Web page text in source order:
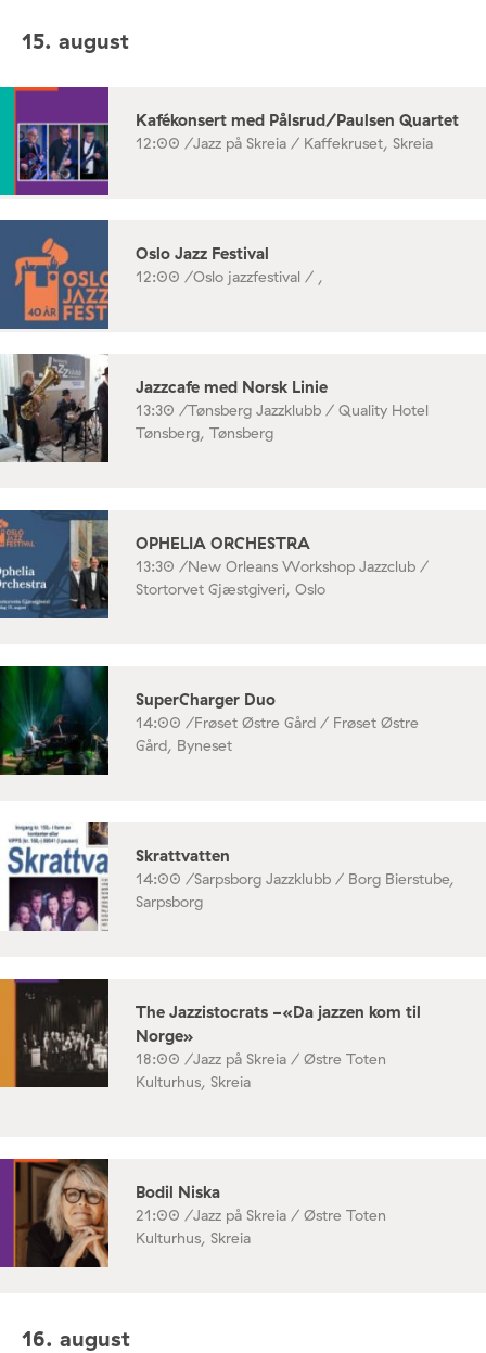
15. august
Kafékonsert med Pålsrud/Paulsen Quartet
12:00 /Jazz på Skreia / Kaffekruset, Skreia
Oslo Jazz Festival
12:00 /Oslo jazzfestival / ,
Jazzcafe med Norsk Linie
13:30 /Tønsberg Jazzklubb / Quality Hotel
Tønsberg, Tønsberg
OPHELIA ORCHESTRA
13:30 /New Orleans Workshop Jazzclub /
Stortorvet Gjæstgiveri, Oslo
SuperCharger Duo
14:00 /Frøset Østre Gård / Frøset Østre
Gård, Byneset
Skrattvatten
14:00 /Sarpsborg Jazzklubb / Borg Bierstube,
Sarpsborg
The Jazzistocrats -«Da jazzen kom til
Norge»
18:00 /Jazz på Skreia / Østre Toten
Kulturhus, Skreia
Bodil Niska
21:00 /Jazz på Skreia / Østre Toten
Kulturhus, Skreia
16. august